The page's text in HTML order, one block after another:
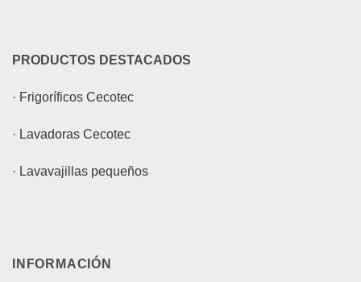
PRODUCTOS DESTACADOS
· Frigoríficos Cecotec
· Lavadoras Cecotec
· Lavavajillas pequeños
INFORMACIÓN